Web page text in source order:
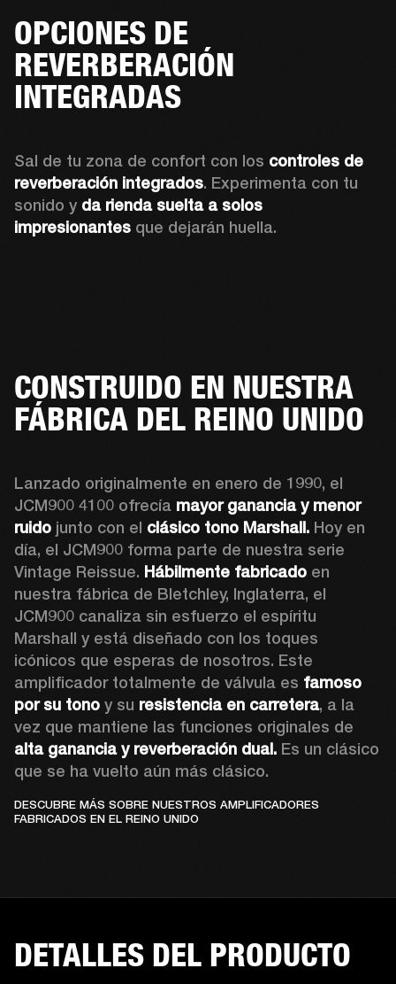
OPCIONES DE
REVERBERACIÓN
INTEGRADAS
Sal de tu zona de confort con los controles de
reverberación integrados. Experimenta con tu
sonido y da rienda suelta a solos
impresionantes que dejarán huella.
CONSTRUIDO EN NUESTRA
FÁBRICA DEL REINO UNIDO
Lanzado originalmente en enero de 1990, el
JCM900 4100 ofrecía mayor ganancia y menor
ruido junto con el clásico tono Marshall. Hoy en
día, el JCM900 forma parte de nuestra serie
Vintage Reissue. Hábilmente fabricado en
nuestra fábrica de Bletchley, Inglaterra, el
JCM900 canaliza sin esfuerzo el espíritu
Marshall y está diseñado con los toques
icónicos que esperas de nosotros. Este
amplificador totalmente de válvula es famoso
por su tono y su resistencia en carretera, a la
alta ganancia y reverberación dual. Es un clásico
que se ha vuelto aún más clásico.
DESCUBRE MÁS SOBRE NUESTROS AMPLIFICADORES
FABRICADOS EN EL REINO UNIDO
DETALLES DEL PRODUCTO